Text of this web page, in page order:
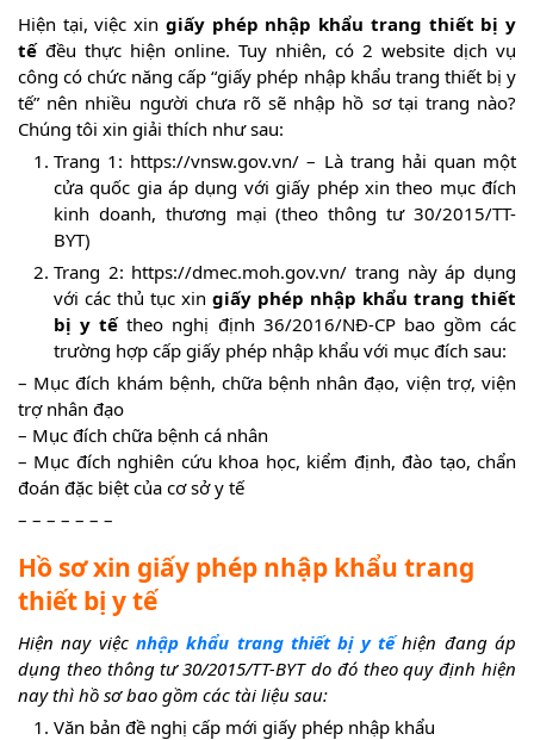
Hiện tại, việc xin giấy phép nhập khẩu trang thiết bị y
tếđều thực hiện online. Tuy nhiên, có 2 website dịch vụ
công có chức năng cấp “giấy phép nhập khẩu trang thiết bị y
tế” nên nhiều người chưa rõ sẽ nhập hồ sơ tại trang nào?
Chúng tôi xin giải thích như sau:
Trang 1: https://vnsw.gov.vn/ – Là trang hải quan một
cửa quốc gia áp dụng với giấy phép xin theo mục đích
kinh doanh, thương mại (theo thông tư 30/2015/TT-
BYT)
Trang 2: https://dmec.moh.gov.vn/ trang này áp dụng
với các thủ tục xin giấy phép nhập khẩu trang thiết
bị y tếtheo nghị định 36/2016/NĐ-CP bao gồm các
trường hợp cấp giấy phép nhập khẩu với mục đích sau:
– Mục đích khám bệnh, chữa bệnh nhân đạo, viện trợ, viện
trợ nhân đạo
– Mục đích chữa bệnh cá nhân
– Mục đích nghiên cứu khoa học, kiểm định, đào tạo, chẩn
đoán đặc biệt của cơ sở y tế
– – – – – – –
Hồ sơ xin giấy phép nhập khẩu trang
thiết bị y tế
Hiện nay việc nhập khẩu trang thiết bị y tếhiện đang áp
dụng theo thông tư 30/2015/TT-BYT do đó theo quy định hiện
nay thì hồ sơ bao gồm các tài liệu sau:
Văn bản đề nghị cấp mới giấy phép nhập khẩu